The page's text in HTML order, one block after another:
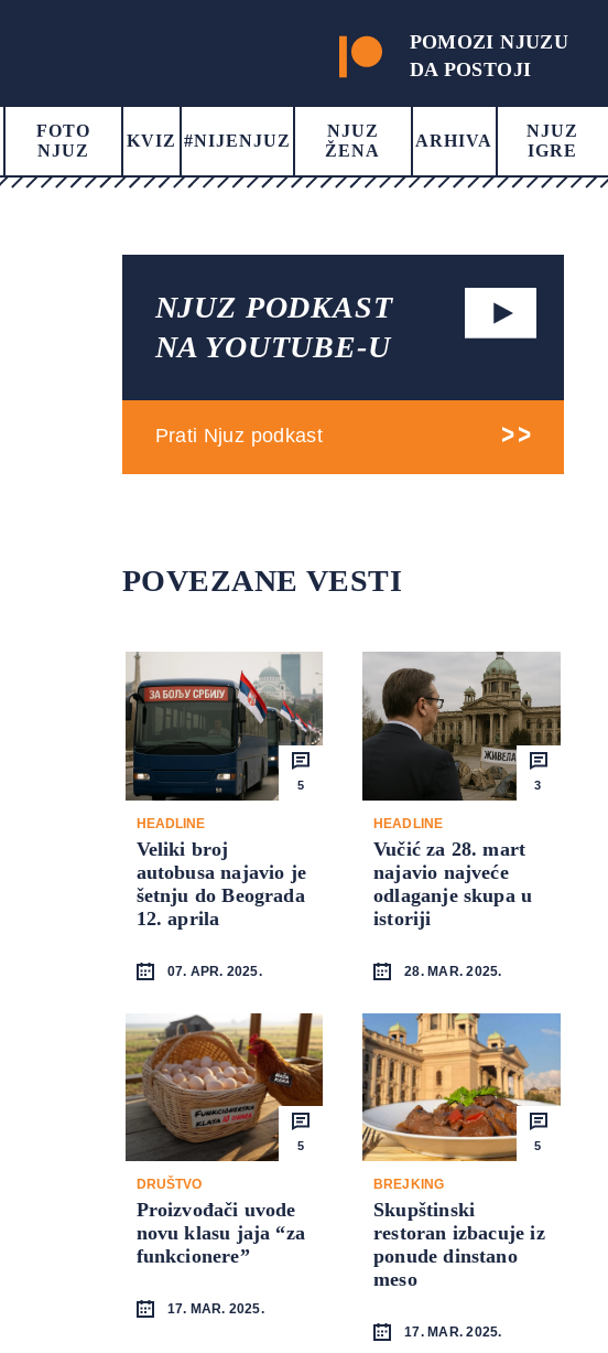
POMOZI NJUZU
DA POSTOJI
FOTO
NJUZ
KVIZ #NIJENJUZ
NJUZ
ŽENA
ARHIVA
NJUZ
IGRE
NJUZ PODKAST
NA YOUTUBE-U
Prati Njuz podkast
POVEZANE VESTI
5
HEADLINE
Veliki broj
autobusa najavio je
šetnju do Beograda
12. aprila
07. APR. 2025.
3
HEADLINE
Vučić za 28. mart
najavio najveće
odlaganje skupa u
istoriji
28. MAR. 2025.
5
DRUŠTVO
Proizvođači uvode
novu klasu jaja “za
funkcionere”
17. MAR. 2025.
5
BREJKING
Skupštinski
restoran izbacuje iz
ponude dinstano
meso
17. MAR. 2025.